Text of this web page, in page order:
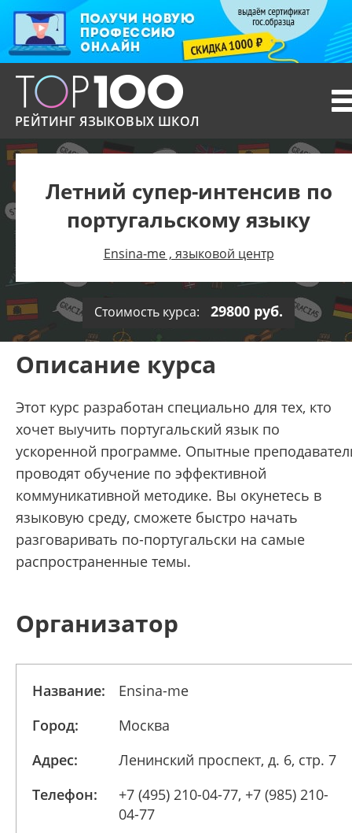
РЕЙТИНГ ЯЗЫКОВЫХ ШКОЛ
Летний супер-интенсив по
португальскому языку
Ensina-me , языковой центр
Стоимость курса: 29800 руб.
Описание курса
Этот курс разработан специально для тех, кто
хочет выучить португальский язык по
ускоренной программе. Опытные
проводят обучение по эффективной
коммуникативной методике. Вы окунетесь в
языковую среду, сможете быстро начать
разговаривать по-португальски на самые
распространенные темы.
Организатор
Название:
Ensina-me
Город:
Москва
Адрес:
Ленинский проспект, д. 6, стр. 7
Телефон:
+7 (495) 210-04-77, +7 (985) 210-
04-77